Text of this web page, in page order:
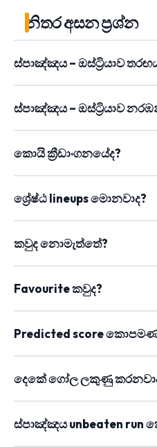
නිතර අසන ප්‍රශ්න
ස්පාඤ්ඤය – ඔස්ට්‍රියාව
ස්පාඤ්ඤය – ඔස්ට්‍රියාව
කොයි ක්‍රීඩාංගනයේද?
ශ්‍රේෂ්ඨ lineups මොනවාද?
කවුද නොමැත්තේ?
Favourite කවුද?
Predicted score
දෙකේ ගෝල ලකුණු
ස්පාඤ්ඤය unbeaten run